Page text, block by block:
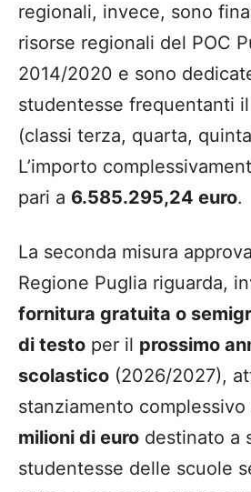
regionali, invece, sono
risorse regionali del POC
2014/2020 e sono
studentesse frequentanti
(classi terza, quarta,
L’importo
pari a 6.585.295,24 euro.
La seconda misura
Regione Puglia riguarda,
fornitura gratuita o
di testo per il prossimo
scolastico (2026/2027),
stanziamento
milioni di euro destinato a
studentesse delle scuole